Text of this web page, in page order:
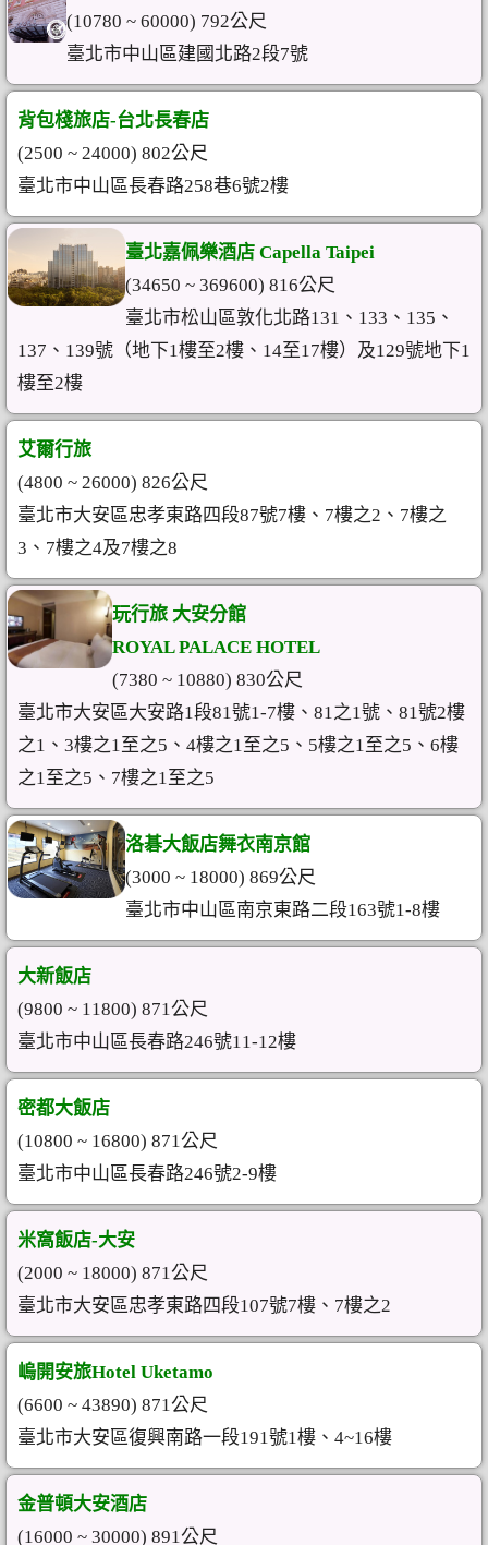
(10780 ~ 60000) 792公尺
臺北市中山區建國北路2段7號
背包棧旅店-台北長春店
(2500 ~ 24000) 802公尺
臺北市中山區長春路258巷6號2樓
臺北嘉佩樂酒店 Capella Taipei
(34650 ~ 369600) 816公尺
臺北市松山區敦化北路131、133、135、
137、139號（地下1樓至2樓、14至17樓）及129號地下1
樓至2樓
艾爾行旅
(4800 ~ 26000) 826公尺
臺北市大安區忠孝東路四段87號7樓、7樓之2、7樓之
3、7樓之4及7樓之8
玩行旅 大安分館
ROYAL PALACE HOTEL
(7380 ~ 10880) 830公尺
臺北市大安區大安路1段81號1-7樓、81之1號、81號2樓
之1、3樓之1至之5、4樓之1至之5、5樓之1至之5、6樓
之1至之5、7樓之1至之5
洛碁大飯店舞衣南京館
(3000 ~ 18000) 869公尺
臺北市中山區南京東路二段163號1-8樓
大新飯店
(9800 ~ 11800) 871公尺
臺北市中山區長春路246號11-12樓
密都大飯店
(10800 ~ 16800) 871公尺
臺北市中山區長春路246號2-9樓
米窩飯店-大安
(2000 ~ 18000) 871公尺
臺北市大安區忠孝東路四段107號7樓、7樓之2
嵨開安旅Hotel Uketamo
(6600 ~ 43890) 871公尺
臺北市大安區復興南路一段191號1樓、4~16樓
金普頓大安酒店
(16000 ~ 30000) 891公尺